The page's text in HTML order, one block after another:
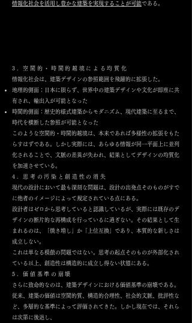
情報化社会を活用し豊かな建築を実現することが可能である。
3. 空間的・時間的越境による均質化
情報化社会は、建築デザインの参照範囲を飛躍的に拡張した。
地理的側面：日本に限らず、世界中の建築デザインや文化が即座に共
有され、輸出入が可能となった
時間的側面：歴史的様式建築からモダニズム、現代建築に至るまで、
時代を横断した参照が可能となった
このような空間的・時間的越境は、本来であれば多様性の拡張をもた
らすはずである。しかし実際には、あらゆる情報が同一平面上に並列
化されることで、文脈の差異が失われ、結果としてデザインの均質化
を加速させている。
4. 思考の汚染と創造性の消失
現代の設計において最も深刻な問題は、設計の出発点そのものがすで
に他者のイメージによって規定されている点にある。
設計者はゼロから思考していると認識しているが、実際には既存のデ
ザインの断片的な再構成を行っているに過ぎない。その結果として生
まれるのは、「焼き増し」か「上位互換」であり、本質的な新しさは
成立しない。
これは単なる模倣の問題ではない。思考の起点そのものが外部化され
ている以上、創造性は構造的に成立し得ない状態にある。
5. 価値基準の崩壊
さらに致命的なのは、建築デザインにおける価値基準の崩壊である。
従来、建築の価値は空間的質、構造的合理性、社会的文脈、批評性な
ど、多層的な基準によって評価されてきた。しかし現在では、それら
は次第に後退し、